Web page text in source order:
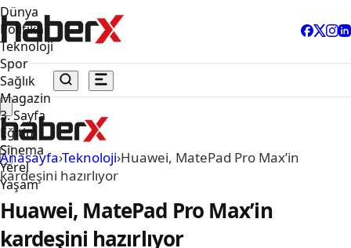
Dünya
Politika
Teknoloji
Spor
Sağlık
Magazin
3. Sayfa
Eğitim
Sinema
Yerel
Yaşam
Anasayfa›Teknoloji›Huawei, MatePad Pro Max’in
kardeşini hazırlıyor
Huawei, MatePad Pro Max’in
kardeşini hazırlıyor